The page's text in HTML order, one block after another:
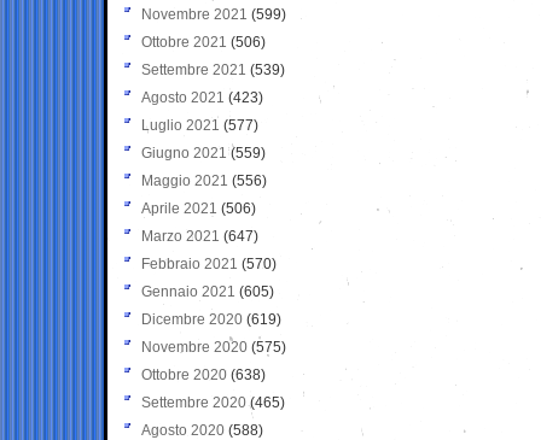
Novembre 2021 (599)
Ottobre 2021 (506)
Settembre 2021 (539)
Agosto 2021 (423)
Luglio 2021 (577)
Giugno 2021(559)
Maggio 2021 (556)
Aprile 2021 (506)
Marzo 2021 (647)
Febbraio 2021 (570)
Gennaio 2021 (605)
Dicembre 2020 (619)
Novembre 2020 (575)
Ottobre 2020 (638)
Settembre 2020(465)
Agosto 2020 (588)